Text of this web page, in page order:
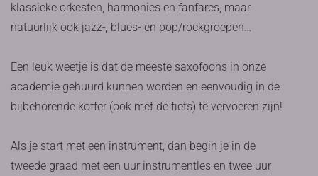
klassieke orkesten, harmonies en fanfares, maar
natuurlijk ook jazz-, blues- en pop/rockgroepen…
Een leuk weetje is dat de meeste saxofoons in onze
academie gehuurd kunnen worden en eenvoudig in de
bijbehorende koffer (ook met de fiets) te vervoeren zijn!
Als je start met een instrument, dan begin je in de
tweede graad met een uur instrumentles en twee uur